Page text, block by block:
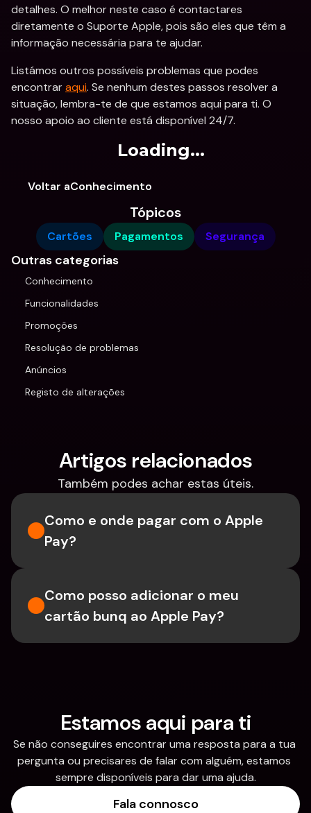
detalhes. O melhor neste caso é contactares
diretamente o Suporte Apple, pois são eles que têm a
informação necessária para te ajudar.
Listámos outros possíveis problemas que podes
encontrar aqui. Se nenhum destes passos resolver a
situação, lembra-te de que estamos aqui para ti. O
nosso apoio ao cliente está disponível 24/7.
Loading...
Voltar aConhecimento
Tópicos
Cartões Pagamentos Segurança
Outras categorias
Conhecimento
Funcionalidades
Promoções
Resolução de problemas
Anúncios
Registo de alterações
Artigos relacionados
Também podes achar estas úteis.
Como e onde pagar com o Apple
Pay?
Como posso adicionar o meu
cartão bunq ao Apple Pay?
Estamos aqui para ti
Se não conseguires encontrar uma resposta para a tua
pergunta ou precisares de falar com alguém, estamos
sempre disponíveis para dar uma ajuda.
Fala connosco